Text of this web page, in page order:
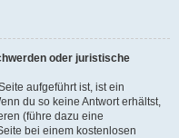
oder juristische
aufgeführt ist, ist ein
du so keine Antwort erhältst,
(führe dazu eine
bei einem kostenlosen